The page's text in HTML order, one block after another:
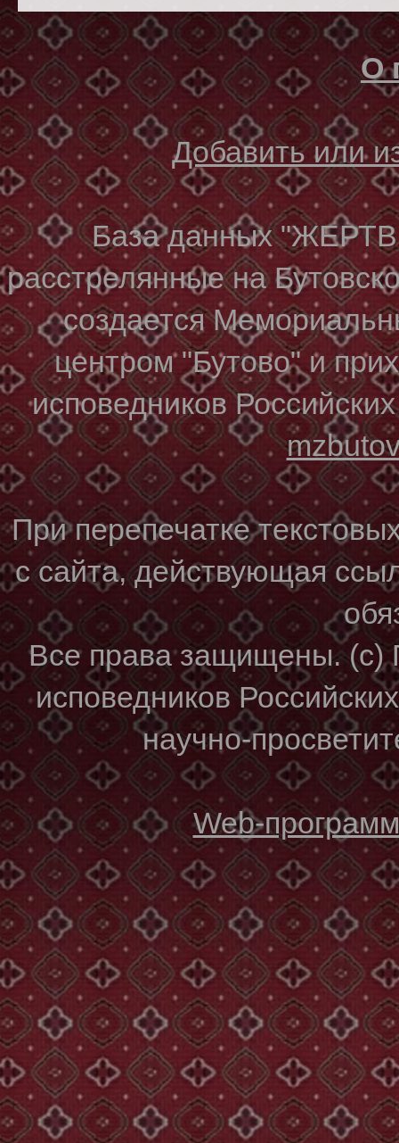
О
Добавить или
База данных
расстрелянные на
создается
центром "Бутово" и
исповедников
При перепечатке
с сайта, действующая
Все права защищены. (с)
исповедников
научно-
Web-